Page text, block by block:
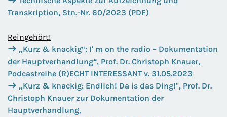
Transkription, Stn.-Nr. 60/2023 (PDF)
Reingehört!
„Kurz & knackig“: I' m on the radio – Dokumentation
der Hauptverhandlung“, Prof. Dr. Christoph Knauer,
Podcastreihe (R)ECHT INTERESSANT v. 31.05.2023
„Kurz & knackig: Endlich! Da is das Ding!", Prof. Dr.
Christoph Knauer zur Dokumentation der
Hauptverhandlung,